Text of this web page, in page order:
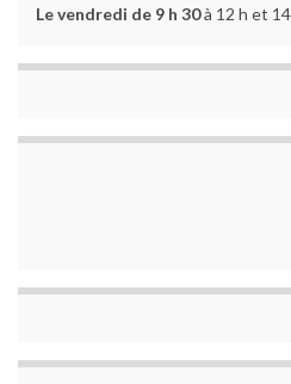
Le vendredi de 9 h 30à 12 h et